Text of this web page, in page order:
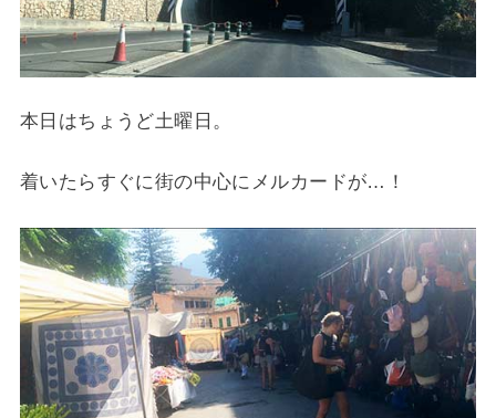
本日はちょうど土曜日。
着いたらすぐに街の中心にメルカードが…！